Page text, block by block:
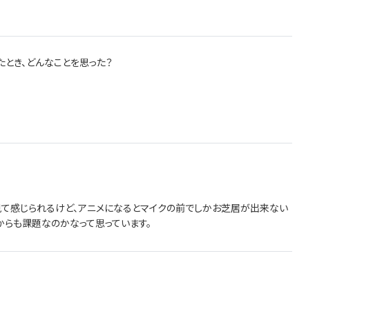
き、どんなことを思った？
じられるけど、アニメになるとマイクの前でしかお芝居が出来ない
も課題なのかなって思っています。